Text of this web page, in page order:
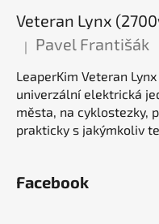
Hodnocení produktu je 5
| Pavel Františák
LeaperKim Veteran
univerzální elektrická
města, na cyklostezky,
prakticky s jakýmkoliv
Facebook